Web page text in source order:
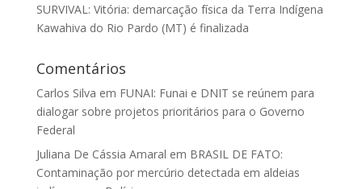
SURVIVAL: Vitória: demarcação física da Terra Indígena
Kawahiva do Rio Pardo (MT) é finalizada
Comentários
Carlos Silva em FUNAI: Funai e DNIT se reúnem para
dialogar sobre projetos prioritários para o Governo
Federal
Juliana De Cássia Amaral em BRASIL DE FATO:
Contaminação por mercúrio detectada em aldeias